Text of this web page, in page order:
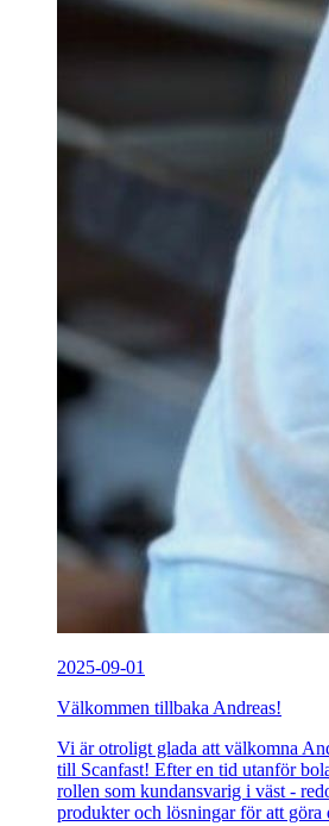
2025-09-01
Välkommen tillbaka Andreas!
Vi är otroligt glada att välkomna
till Scanfast! Efter en tid utanför
rollen som kundansvarig i väst -
produkter och lösningar för att göra